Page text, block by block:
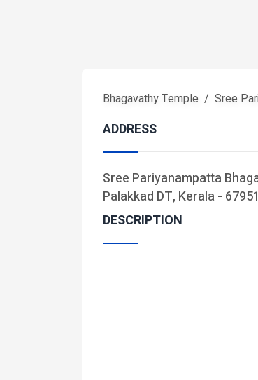
Bhagavathy Temple Sree
ADDRESS
Sree Pariyanampatta
Palakkad DT, Kerala -
DESCRIPTION